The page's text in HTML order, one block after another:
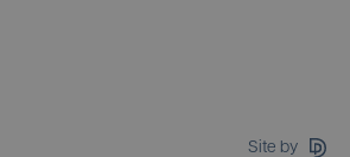
Site by